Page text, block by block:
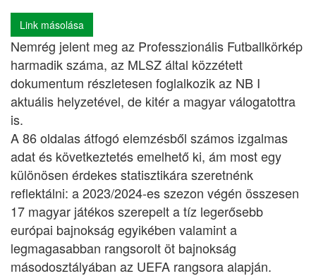
Link másolása
Nemrég jelent meg az Professzionális Futballkörkép
harmadik száma, az MLSZ által közzétett
dokumentum részletesen foglalkozik az NB I
aktuális helyzetével, de kitér a magyar válogatottra
is.
A 86 oldalas átfogó elemzésből számos izgalmas
adat és következtetés emelhető ki, ám most egy
különösen érdekes statisztikára szeretnénk
reflektálni: a 2023/2024-es szezon végén összesen
17 magyar játékos szerepelt a tíz legerősebb
európai bajnokság egyikében valamint a
legmagasabban rangsorolt öt bajnokság
másodosztályában az UEFA rangsora alapján.